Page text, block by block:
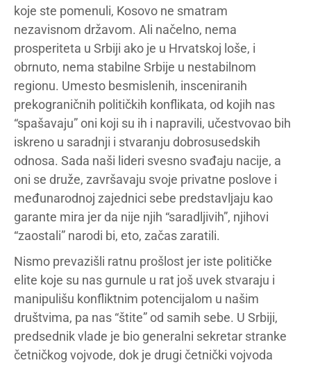
koje ste pomenuli, Kosovo ne smatram
nezavisnom državom. Ali načelno, nema
prosperiteta u Srbiji ako je u Hrvatskoj loše, i
obrnuto, nema stabilne Srbije u nestabilnom
regionu. Umesto besmislenih, insceniranih
prekograničnih političkih konflikata, od kojih nas
“spašavaju” oni koji su ih i napravili, učestvovao bih
iskreno u saradnji i stvaranju dobrosusedskih
odnosa. Sada naši lideri svesno svađaju nacije, a
oni se druže, završavaju svoje privatne poslove i
međunarodnoj zajednici sebe predstavljaju kao
garante mira jer da nije njih “saradljivih”, njihovi
“zaostali” narodi bi, eto, začas zaratili.
Nismo prevazišli ratnu prošlost jer iste političke
elite koje su nas gurnule u rat još uvek stvaraju i
manipulišu konfliktnim potencijalom u našim
društvima, pa nas “štite” od samih sebe. U Srbiji,
predsednik vlade je bio generalni sekretar stranke
četničkog vojvode, dok je drugi četnički vojvoda